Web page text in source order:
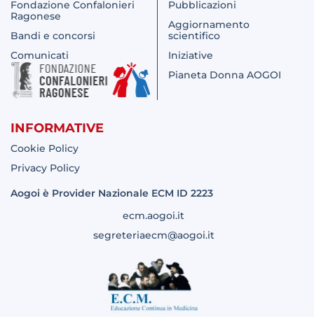
Fondazione Confalonieri
Ragonese
Bandi e concorsi
Comunicati
Pubblicazioni
Aggiornamento
scientifico
Iniziative
Pianeta Donna AOGOI
INFORMATIVE
Cookie Policy
Privacy Policy
Aogoi è Provider Nazionale ECM ID 2223
ecm.aogoi.it
segreteriaecm@aogoi.it